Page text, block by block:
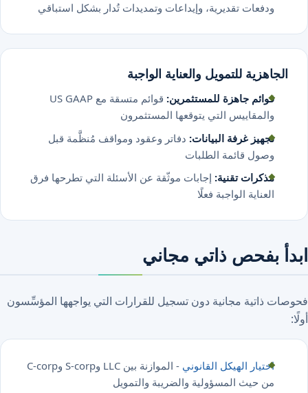
ودفعات تقديرية، وإيداعات وتمديدات تُدار بشكل استباقي
للتمويل والعناية الواجبة
قوائم جاهزة للمستثمرين:
قوائم متسقة مع US GAAP
والمقاييس التي يتوقعها المستثمرون
تجهيز غرفة البيانات:دفاتر وعقود ومواقف مُنظَّمة قبل
وصول قائمة الطلبات
مذكرات تقنية: إجابات موثّقة عن الأسئلة التي تطرحها فرق
العناية الواجبة فعلًا
بفحص ذاتي مجاني
ذاتية مجانية دون تسجيل للقرارات التي يواجهها المؤسِّسون
اختيار الهيكل القانوني
- الموازنة بين LLC وS-corp وC-corp
من حيث المسؤولية والضريبة والتمويل